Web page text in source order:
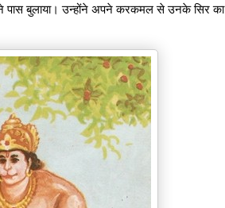
पास बुलाया। उन्होंने अपने करकमल से उनके सिर का